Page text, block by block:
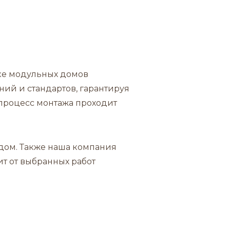
модульных домов
и стандартов, гарантируя
монтажа проходит
Также наша компания
от выбранных работ